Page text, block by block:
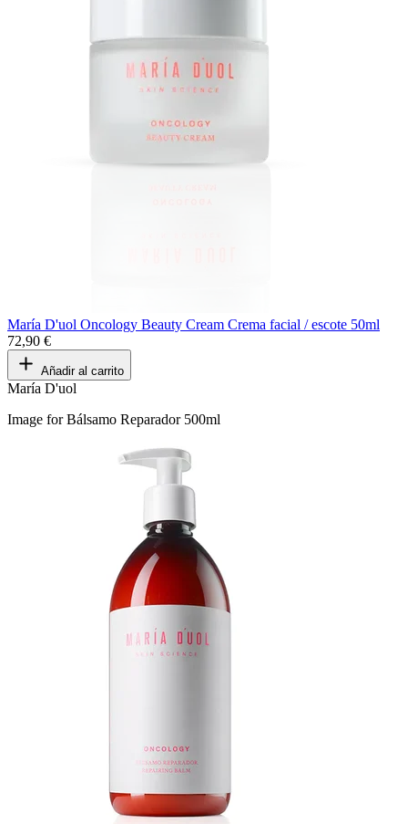
María D'uol Oncology Beauty Cream Crema facial / escote 50ml
72,90 €
Añadir al carrito
María D'uol
Image for Bálsamo Reparador 500ml